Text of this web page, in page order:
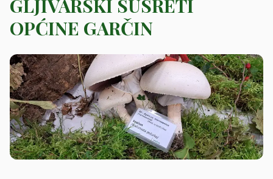
GLJIVARSKI SUSRETI
OPĆINE GARČIN